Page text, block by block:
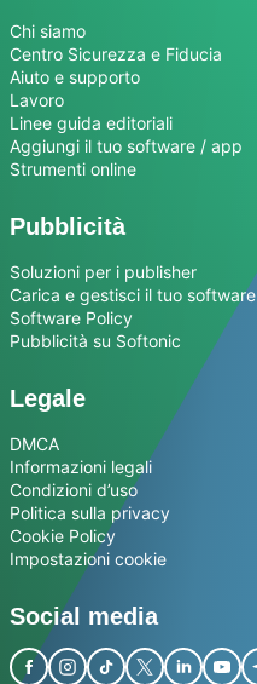
Chi siamo
Centro Sicurezza e Fiducia
Aiuto e supporto
Lavoro
Linee guida editoriali
Aggiungi il tuo software / app
Strumenti online
Pubblicità
Soluzioni per i publisher
Carica e gestisci il tuo software
Software Policy
Pubblicità su Softonic
Legale
DMCA
Informazioni legali
Condizioni d’uso
Politica sulla privacy
Cookie Policy
Impostazioni cookie
Social media